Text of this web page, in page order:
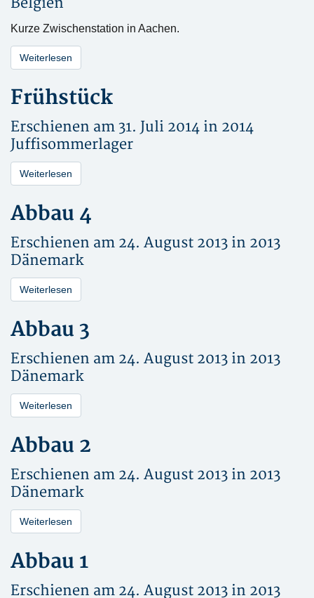
Kurze Zwischenstation in Aachen.
Weiterlesen
Frühstück
Erschienen am 31. Juli 2014 in 2014
Juffisommerlager
Weiterlesen
Abbau 4
Erschienen am 24. August 2013 in 2013
Dänemark
Weiterlesen
Abbau 3
Erschienen am 24. August 2013 in 2013
Dänemark
Weiterlesen
Abbau 2
Erschienen am 24. August 2013 in 2013
Dänemark
Weiterlesen
Abbau 1
Erschienen am 24. August 2013 in 2013